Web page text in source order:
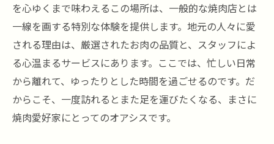
を心ゆくまで味わえるこの場所は、一般的な焼肉店とは
一線を画する特別な体験を提供します。地元の人々に愛
される理由は、厳選されたお肉の品質と、スタッフによ
る心温まるサービスにあります。ここでは、忙しい日常
から離れて、ゆったりとした時間を過ごせるのです。だ
からこそ、一度訪れるとまた足を運びたくなる、まさに
焼肉愛好家にとってのオアシスです。